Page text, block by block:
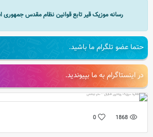
رسانه موزیک قیر تابع قوانین نظام مقدس جمهوری
حتما عضو تلگرام ما باشید.
در اینستاگرام به ما بپیوندید.
1868
0